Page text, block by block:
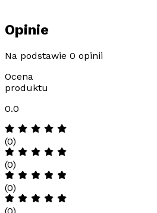
Opinie
Na podstawie 0 opinii
Ocena
produktu
0.0
(0)
(0)
(0)